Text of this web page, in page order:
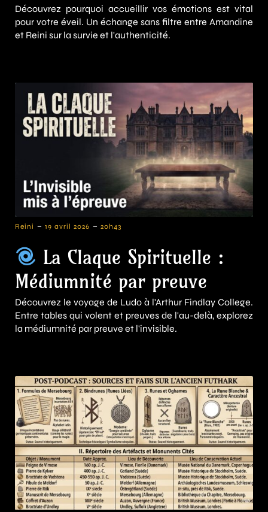
Découvrez pourquoi accueillir vos émotions est vital
pour votre éveil. Un échange sans filtre entre Amandine
et Reini sur la survie et l'authenticité.
Reini - 19 avril 2026 - 20h43
La Claque Spirituelle :
Médiumnité par preuve
Découvrez le voyage de Ludo à l'Arthur Findlay College.
Entre tables qui volent et preuves de l'au-delà, explorez
la médiumnité par preuve et l'invisible.